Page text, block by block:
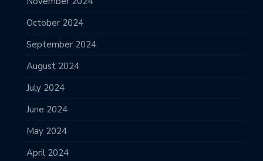
October 2024
September 2024
August 2024
July 2024
June 2024
May 2024
April 2024